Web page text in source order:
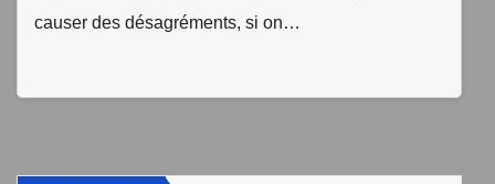
causer des désagréments, si on…
TopEquilibre.fr pour vous envoyer votre newsletter contenant
désabonnement intégré dans la newsletter.